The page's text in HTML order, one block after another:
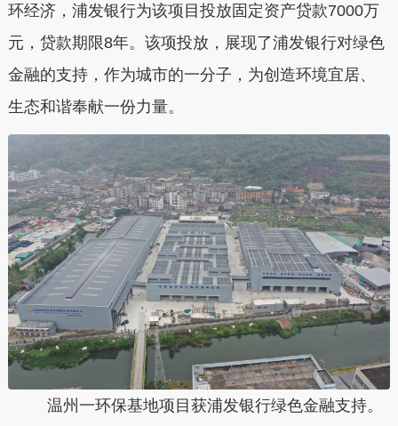
环经济，浦发银行为该项目投放固定资产贷款7000万
元，贷款期限8年。该项投放，展现了浦发银行对绿色
金融的支持，作为城市的一分子，为创造环境宜居、
生态和谐奉献一份力量。
温州一环保基地项目获浦发银行绿色金融支持。